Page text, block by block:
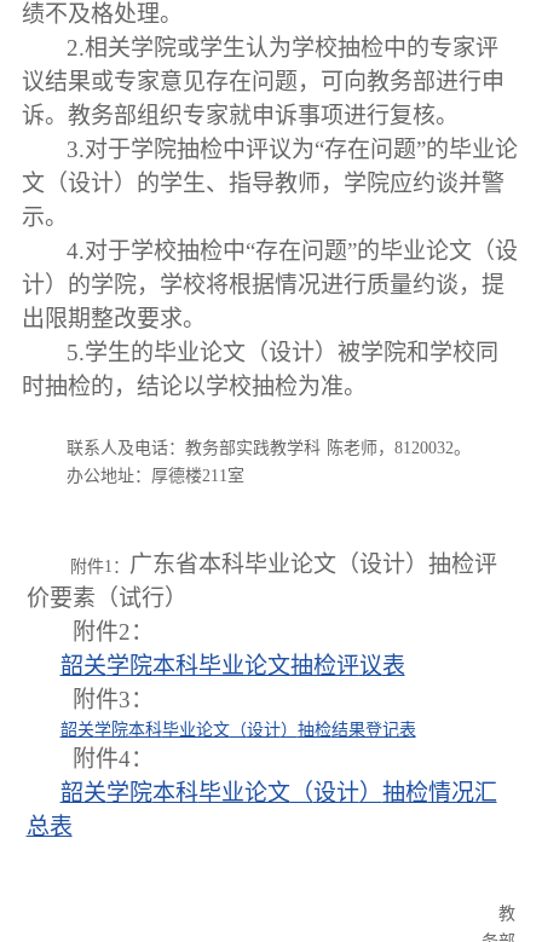
绩不及格处理。
2.相关学院或学生认为学校抽检中的专家评
议结果或专家意见存在问题，可向教务部进行申
诉。教务部组织专家就申诉事项进行复核。
3.对于学院抽检中评议为“存在问题”的毕业论
文（设计）的学生、指导教师，学院应约谈并警
示。
4.对于学校抽检中“存在问题”的毕业论文（设
计）的学院，学校将根据情况进行质量约谈，提
出限期整改要求。
5.学生的毕业论文 （设计） 被学院和学校同
时抽检的，结论以学校抽检为准。
联系人及电话：教务部实践教学科 陈老师， 8120032。
办公地址：厚德楼211室
附件1：
广东省本科毕业论文（设计）抽检评
价要素（试行）
附件2：
韶关学院本科毕业论文抽检评议表
附件3：
韶关学院本科毕业论文（设计） 抽检结果登记表
附件4：
韶关学院本科毕业论文（设计） 抽检情况汇
总表
教